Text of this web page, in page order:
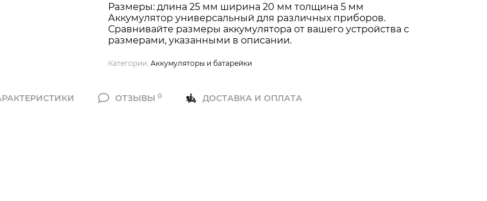
Размеры: длина 25 мм ширина 20 мм толщина 5 мм
Аккумулятор универсальный для различных приборов.
Сравнивайте размеры аккумулятора от вашего устройства с
размерами, указанными в описании.
Категории: Аккумуляторы и батарейки
ОТЗЫВЫ 0 ДОСТАВКА И ОПЛАТА